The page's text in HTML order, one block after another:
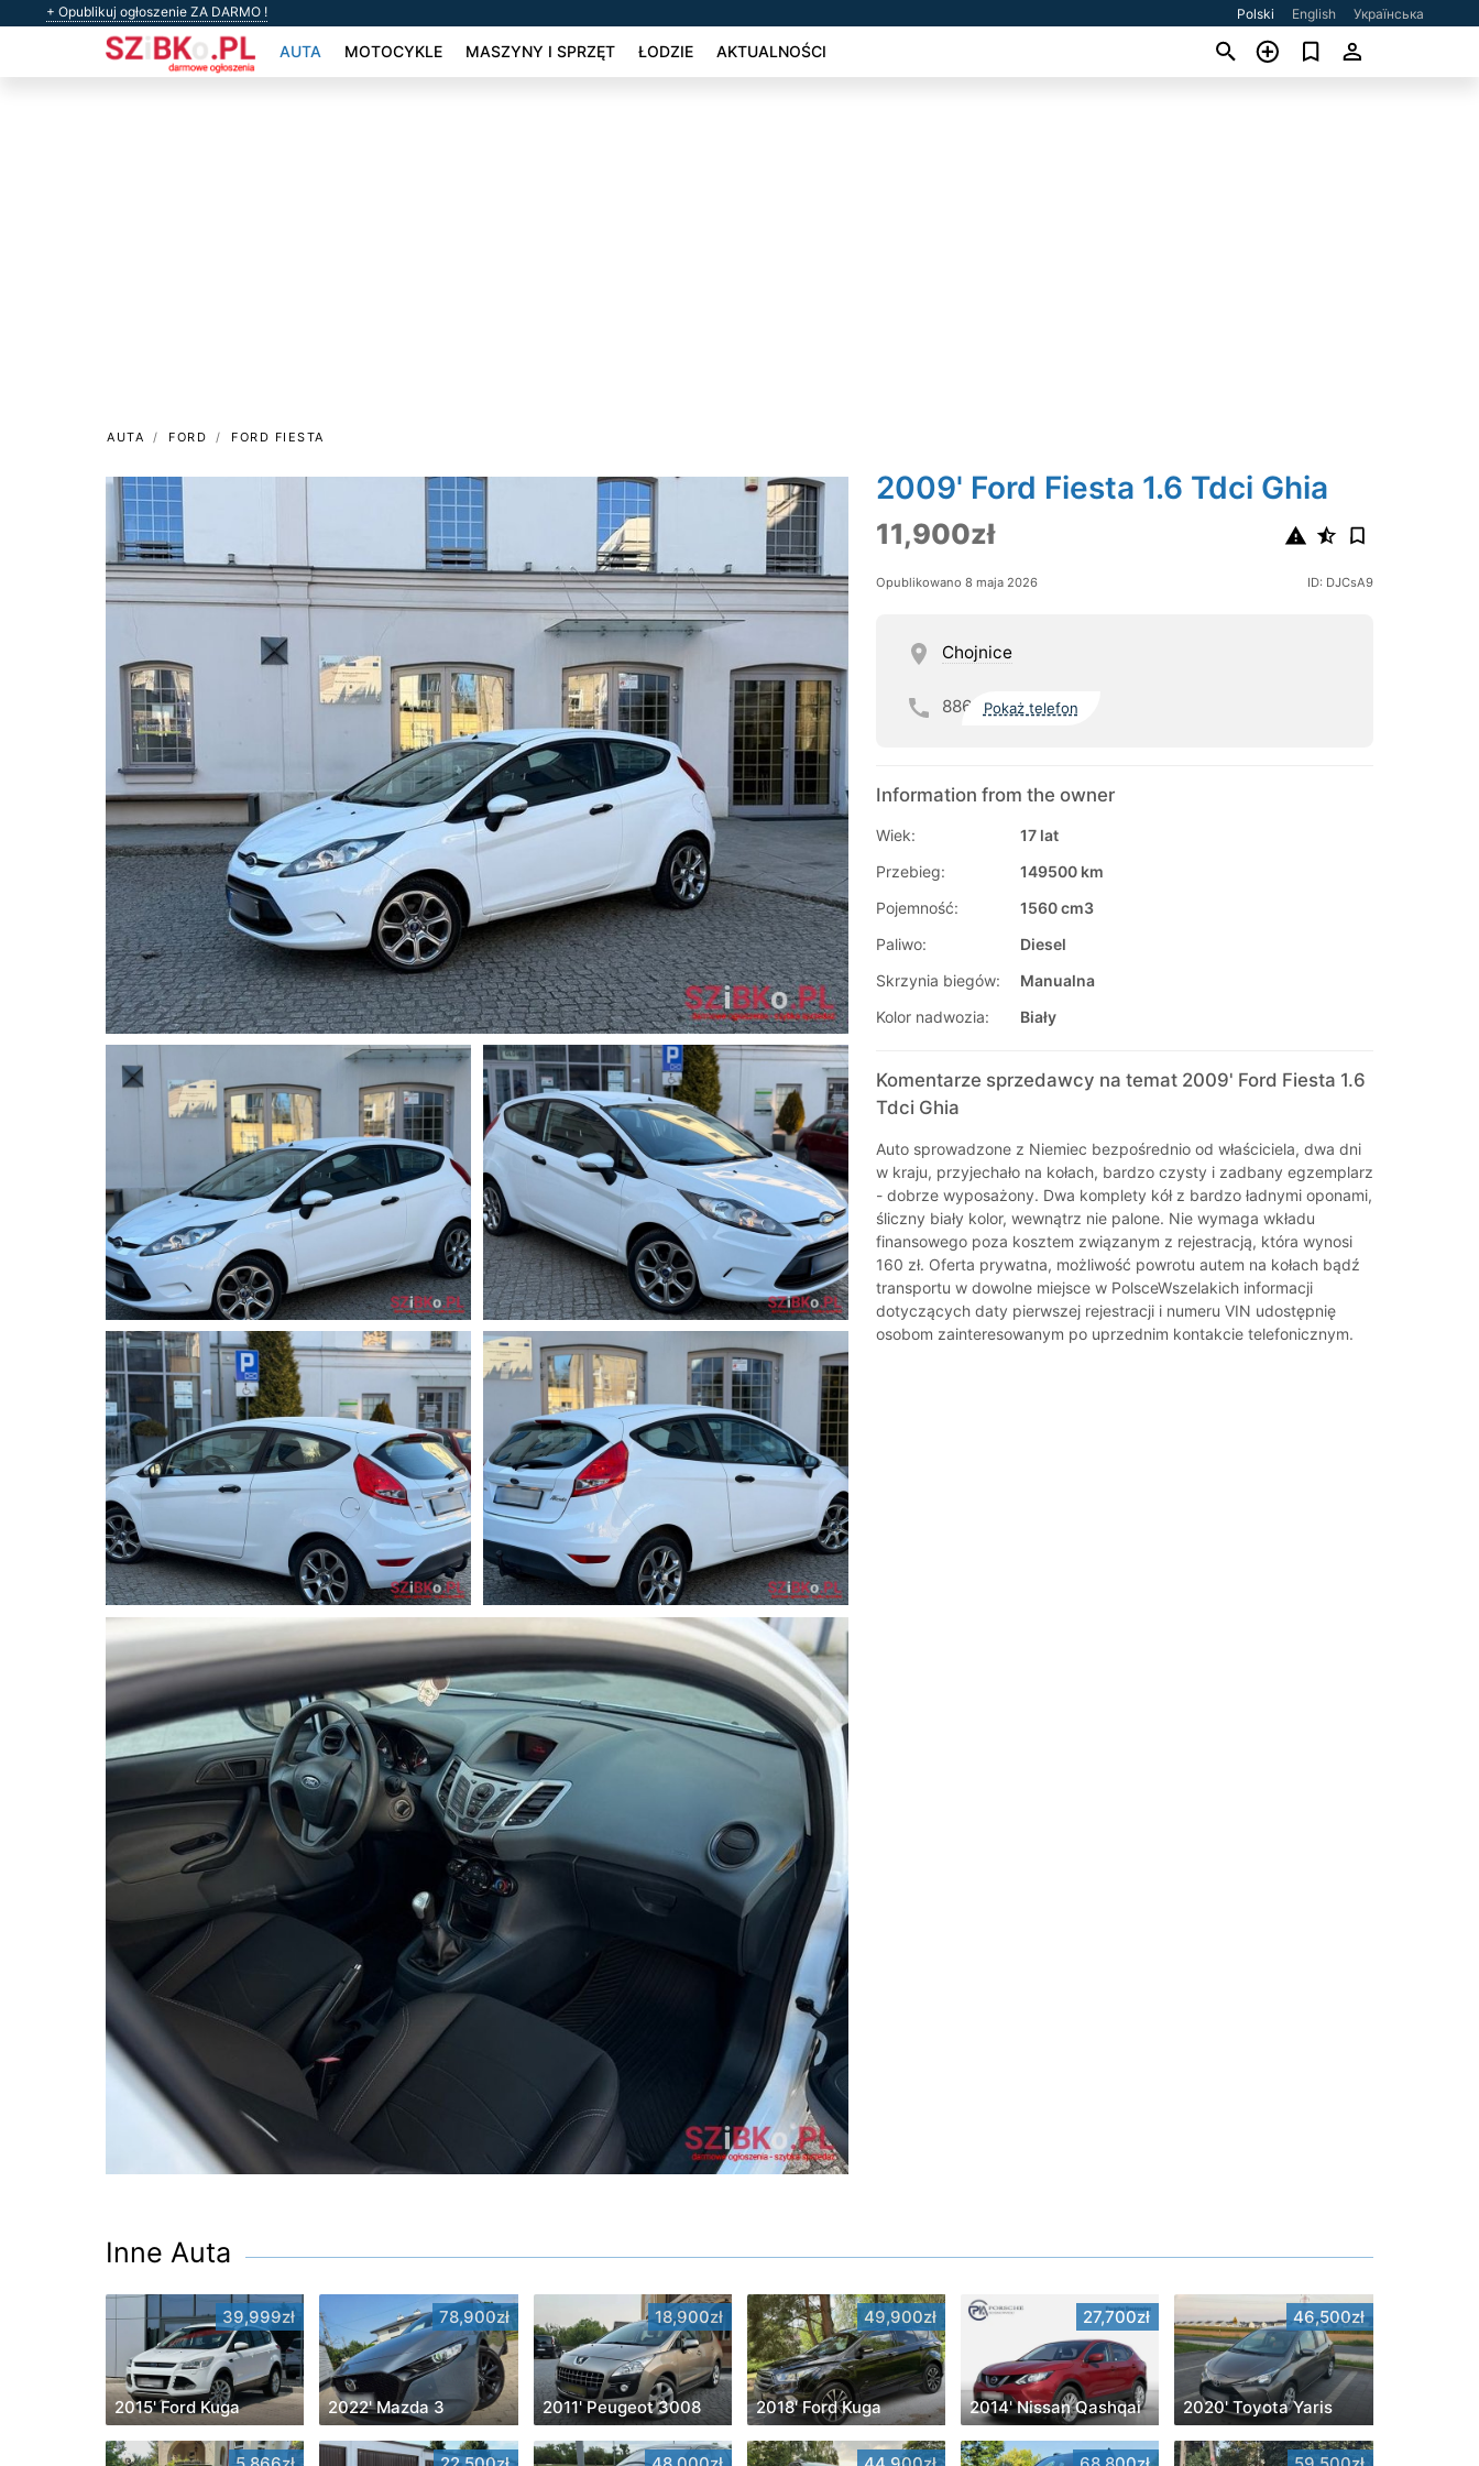
+ Opublikuj ogłoszenie ZA DARMO ! Polski English Українська
AUTA MOTOCYKLE MASZYNY I SPRZĘT ŁODZIE AKTUALNOŚCI
AUTA FORD FORD FIESTA
2009' Ford Fiesta 1.6 Tdci Ghia
11,900zł
Opublikowano 8 maja 2026 ID: DJCsA9
Chojnice
886 Pokaż telefon
Information from the owner
Wiek:
17 lat
Przebieg:
149500 km
Pojemność:
1560 cm3
Paliwo:
Diesel
Skrzynia biegów:
Manualna
Kolor nadwozia:
Biały
Komentarze sprzedawcy na temat 2009' Ford Fiesta 1.6
Tdci Ghia
Auto sprowadzone z Niemiec bezpośrednio od właściciela, dwa dni
w kraju, przyjechało na kołach, bardzo czysty i zadbany egzemplarz
- dobrze wyposażony. Dwa komplety kół z bardzo ładnymi oponami,
śliczny biały kolor, wewnątrz nie palone. Nie wymaga wkładu
finansowego poza kosztem związanym z rejestracją, która wynosi
160 zł. Oferta prywatna, możliwość powrotu autem na kołach bądź
transportu w dowolne miejsce w PolsceWszelakich informacji
dotyczących daty pierwszej rejestracji i numeru VIN udostępnię
osobom zainteresowanym po uprzednim kontakcie telefonicznym.
Inne Auta
39,999zł
2015' Ford Kuga
78,900zł
2022' Mazda 3
18,900zł
2011' Peugeot 3008
49,900zł
2018' Ford Kuga
27,700zł
2014' Nissan Qashqai
46,500zł
2020' Toyota Yaris